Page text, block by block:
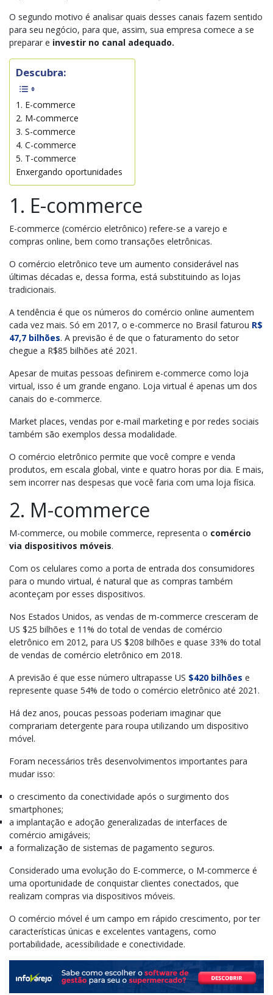
O segundo motivo é analisar quais desses canais fazem sentido
para seu negócio, para que, assim, sua empresa comece a se
preparar e investir no canal adequado.
Descubra:
1. E-commerce
2. M-commerce
3. S-commerce
4. C-commerce
5. T-commerce
Enxergando oportunidades
1. E-commerce
E-commerce (comércio eletrônico) refere-se a varejo e
compras online, bem como transações eletrônicas.
O comércio eletrônico teve um aumento considerável nas
últimas décadas e, dessa forma, está substituindo as lojas
tradicionais.
A tendência é que os números do comércio online aumentem
cada vez mais. Só em 2017, o e-commerce no Brasil faturou R$
47,7 bilhões. A previsão é de que o faturamento do setor
chegue a R$85 bilhões até 2021.
Apesar de muitas pessoas definirem e-commerce como loja
virtual, isso é um grande engano. Loja virtual é apenas um dos
canais do e-commerce.
Market places, vendas por e-mail marketing e por redes sociais
também são exemplos dessa modalidade.
O comércio eletrônico permite que você compre e venda
produtos, em escala global, vinte e quatro horas por dia. E mais,
sem incorrer nas despesas que você faria com uma loja física.
2. M-commerce
M-commerce, ou mobile commerce, representa o comércio
via dispositivos móveis.
Com os celulares como a porta de entrada dos consumidores
para o mundo virtual, é natural que as compras também
aconteçam por esses dispositivos.
Nos Estados Unidos, as vendas de m-commerce cresceram de
US $25 bilhões e 11% do total de vendas de comércio
eletrônico em 2012, para US $208 bilhões e quase 33% do total
de vendas de comércio eletrônico em 2018.
A previsão é que esse número ultrapasse US $420 bilhões e
represente quase 54% de todo o comércio eletrônico até 2021.
Há dez anos, poucas pessoas poderiam imaginar que
comprariam detergente para roupa utilizando um dispositivo
móvel.
Foram necessários três desenvolvimentos importantes para
mudar isso:
o crescimento da conectividade após o surgimento dos
smartphones;
a implantação e adoção generalizadas de interfaces de
comércio amigáveis;
a formalização de sistemas de pagamento seguros.
Considerado uma evolução do E-commerce, o M-commerce é
uma oportunidade de conquistar clientes conectados, que
realizam compras via dispositivos móveis.
O comércio móvel é um campo em rápido crescimento, por ter
características únicas e excelentes vantagens, como
portabilidade, acessibilidade e conectividade.